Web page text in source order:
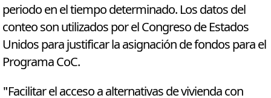
periodo en el tiempo determinado. Los datos del
conteo son utilizados por el Congreso de Estados
Unidos para justificar la asignación de fondos para el
Programa CoC.
"Facilitar el acceso a alternativas de vivienda con